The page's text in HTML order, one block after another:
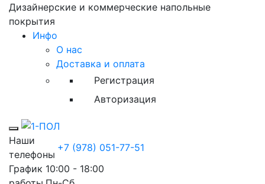
Дизайнерские и коммерческие напольные
покрытия
Инфо
О нас
Доставка и оплата
Регистрация
Авторизация
Toggle mobile menu
Наши
телефоны
+7 (978) 051-77-51
График 10:00 - 18:00